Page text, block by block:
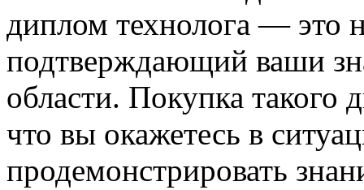
диплом технолога — это
подтверждающий ваши
области. Покупка такого
что вы окажетесь в
продемонстрировать